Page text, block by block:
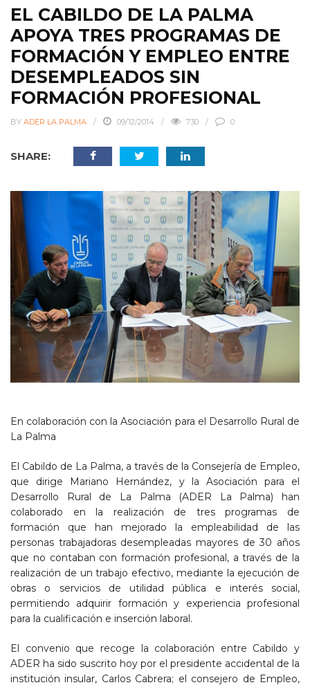
EL CABILDO DE LA PALMA
APOYA TRES PROGRAMAS DE
FORMACIÓN Y EMPLEO ENTRE
DESEMPLEADOS SIN
FORMACIÓN PROFESIONAL
BY ADER LA PALMA 09/12/2014 730 0
SHARE:
En colaboración con la Asociación para el Desarrollo Rural de
La Palma
El Cabildo de La Palma, a través de la Consejería de Empleo,
que dirige Mariano Hernández, y la Asociación para el
Desarrollo Rural de La Palma (ADER La Palma) han
colaborado en la realización de tres programas de
formación que han mejorado la empleabilidad de las
personas trabajadoras desempleadas mayores de 30 años
que no contaban con formación profesional, a través de la
realización de un trabajo efectivo, mediante la ejecución de
obras o servicios de utilidad pública e interés social,
permitiendo adquirir formación y experiencia profesional
para la cualificación e inserción laboral.
El convenio que recoge la colaboración entre Cabildo y
ADER ha sido suscrito hoy por el presidente accidental de la
institución insular, Carlos Cabrera; el consejero de Empleo,